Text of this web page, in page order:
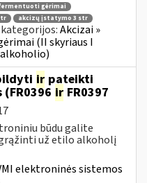
gėrimai
akcizų įstatymo 3 str
Akcizai »
(II skyriaus I
ir pateikti
ir FR0397
būdu galite
už etilo alkoholį
elektroninės sistemos